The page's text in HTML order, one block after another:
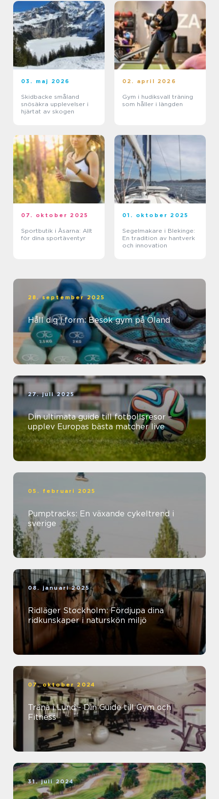
03. maj 2026
Skidbacke småland
snösäkra upplevelser i
hjärtat av skogen
02. april 2026
Gym i hudiksvall träning
som håller i längden
07. oktober 2025
Sportbutik i Åsarna: Allt
för dina sportäventyr
01. oktober 2025
Segelmakare i Blekinge:
En tradition av hantverk
och innovation
28. september 2025
Håll dig i form: Besök gym på Öland
27. juli 2025
Din ultimata guide till fotbollsresor –
upplev Europas bästa matcher live
05. februari 2025
Pumptracks: En växande cykeltrend i
sverige
08. januari 2025
Ridläger Stockholm: Fördjupa dina
ridkunskaper i naturskön miljö
07. oktober 2024
Träna i Lund - Din Guide till Gym och
Fitness
31. juli 2024